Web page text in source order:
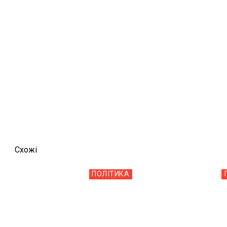
Схожi
ПОЛІТИКА